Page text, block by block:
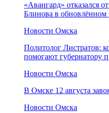
«Авангард» отказался
Блинова в
Новости Омска
Политолог Листратов:
помогают губернатору
Новости Омска
В Омске 12 августа
Новости Омска